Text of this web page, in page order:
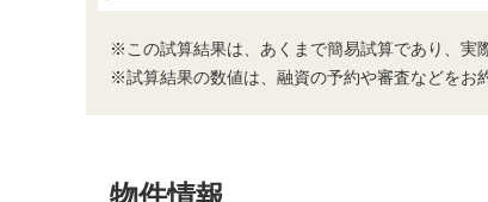
※この試算結果は、あくまで簡易試算であり、実
※試算結果の数値は、融資の予約や審査などをお
物件情報